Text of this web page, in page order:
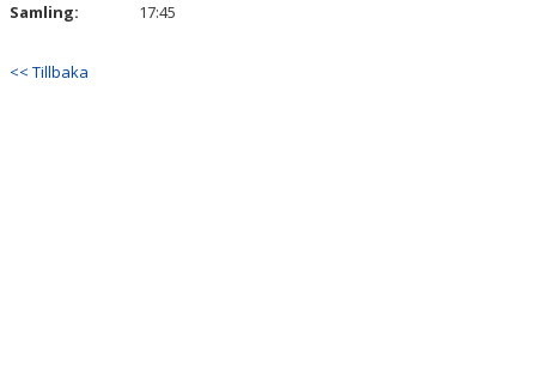
Samling:
17:45
<< Tillbaka